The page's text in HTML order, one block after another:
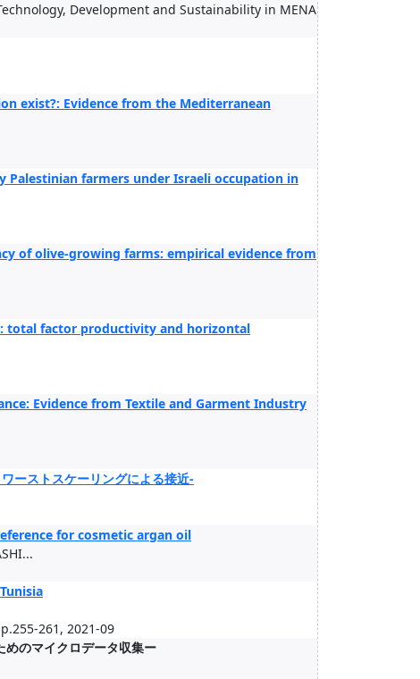
Development and Sustainability in MENA
exist?: Evidence from the Mediterranean
farmers under Israeli occupation in
of olive-growing farms: empirical evidence from
total factor productivity and horizontal
Evidence from Textile and Garment Industry
ーストスケーリングによる接近-
for cosmetic argan oil
261, 2021-09
めのマイクロデータ収集ー